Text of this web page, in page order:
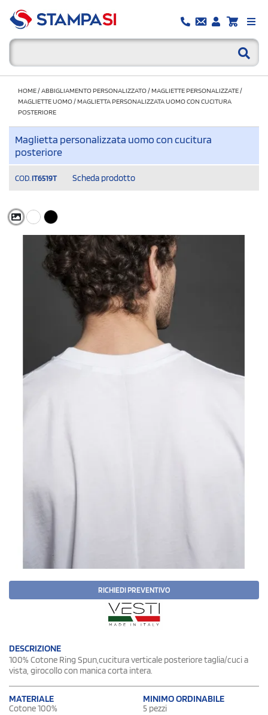
HOME/ABBIGLIAMENTO PERSONALIZZATO/MAGLIETTE PERSONALIZZATE/
MAGLIETTE UOMO/MAGLIETTA PERSONALIZZATA UOMO CON CUCITURA
POSTERIORE
Maglietta personalizzata uomo con cucitura
posteriore
COD. IT6519T Scheda prodotto
RICHIEDI PREVENTIVO
DESCRIZIONE
100% Cotone Ring Spun,cucitura verticale posteriore taglia/cuci a
vista, girocollo con manica corta intera.
MATERIALE
Cotone 100%
MINIMO ORDINABILE
5 pezzi